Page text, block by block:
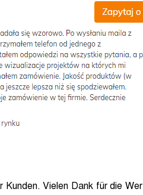
Kunden. Vielen Dank für die